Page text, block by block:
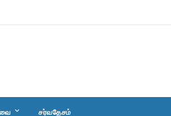
keyboard_arrow_down சர்வதேசம்